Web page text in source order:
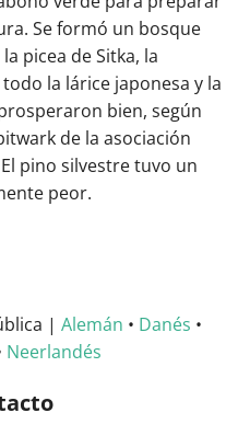
Se formó un bosque
picea de Sitka, la
la lárice japonesa y la
bien, según
de la asociación
pino silvestre tuvo un
peor.
| Alemán • Danés •
Neerlandés